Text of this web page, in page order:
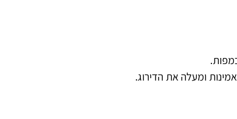
ומעלה את הדירוג.